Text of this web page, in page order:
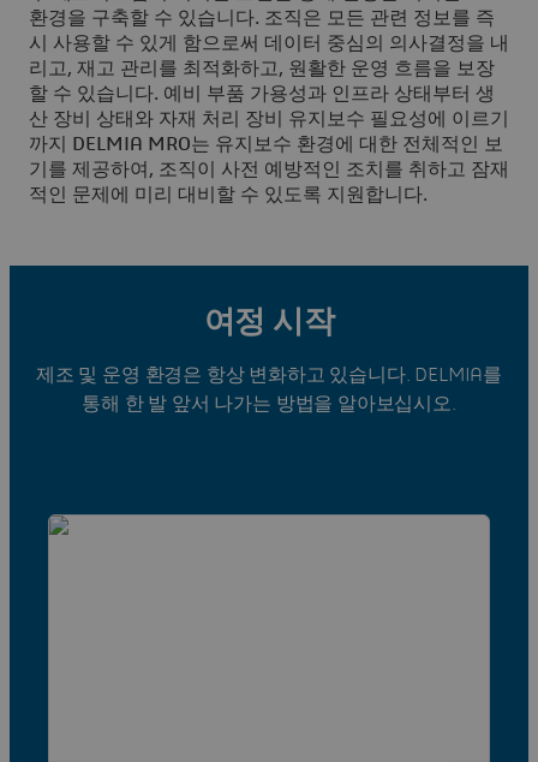
환경을 구축할 수 있습니다. 조직은 모든 관련 정보를 즉
시 사용할 수 있게 함으로써 데이터 중심의 의사결정을 내
리고, 재고 관리를 최적화하고, 원활한 운영 흐름을 보장
할 수 있습니다. 예비 부품 가용성과 인프라 상태부터 생
산 장비 상태와 자재 처리 장비 유지보수 필요성에 이르기
까지 DELMIA MRO는 유지보수 환경에 대한 전체적인 보
기를 제공하여, 조직이 사전 예방적인 조치를 취하고 잠재
적인 문제에 미리 대비할 수 있도록 지원합니다.
여정 시작
제조 및 운영 환경은 항상 변화하고 있습니다. DELMIA를
통해 한 발 앞서 나가는 방법을 알아보십시오.